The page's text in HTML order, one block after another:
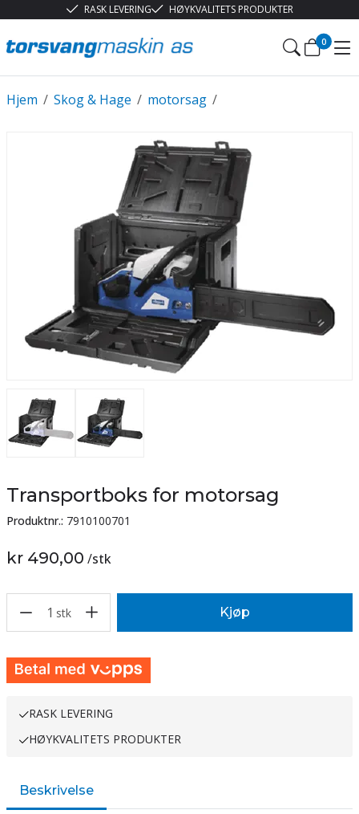
RASK LEVERING HØYKVALITETS PRODUKTER
0
/
Hjem /
Skog & Hage /
motorsag
Transportboks for motorsag
Produktnr.: 7910100701
kr 490,00 /stk
1 stk Kjøp
RASK LEVERING
HØYKVALITETS PRODUKTER
Beskrivelse